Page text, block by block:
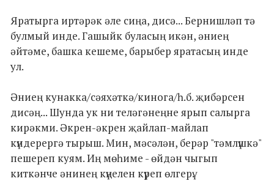
Яратырга иртәрәк әле сиңа, дисә... Бернишләп тә
булмый инде. Гашыйк буласың икән, әниең
әйтәме, башка кешеме, барыбер яратасың инде
ул.
Әниең кунакка/сәяхәткә/кинога/һ.б. җибәрсен
дисәң... Шунда ук ни теләгәнеңне ярып салырга
кирәкми. Әкрен-әкрен җайлап-майлап
күндерергә тырыш. Мин, мәсәлән, берәр "тәмлүшкә"
пешереп куям. Иң мөһиме - өйдән чыгып
киткәнче әнинең күңелен күреп өлгерү.